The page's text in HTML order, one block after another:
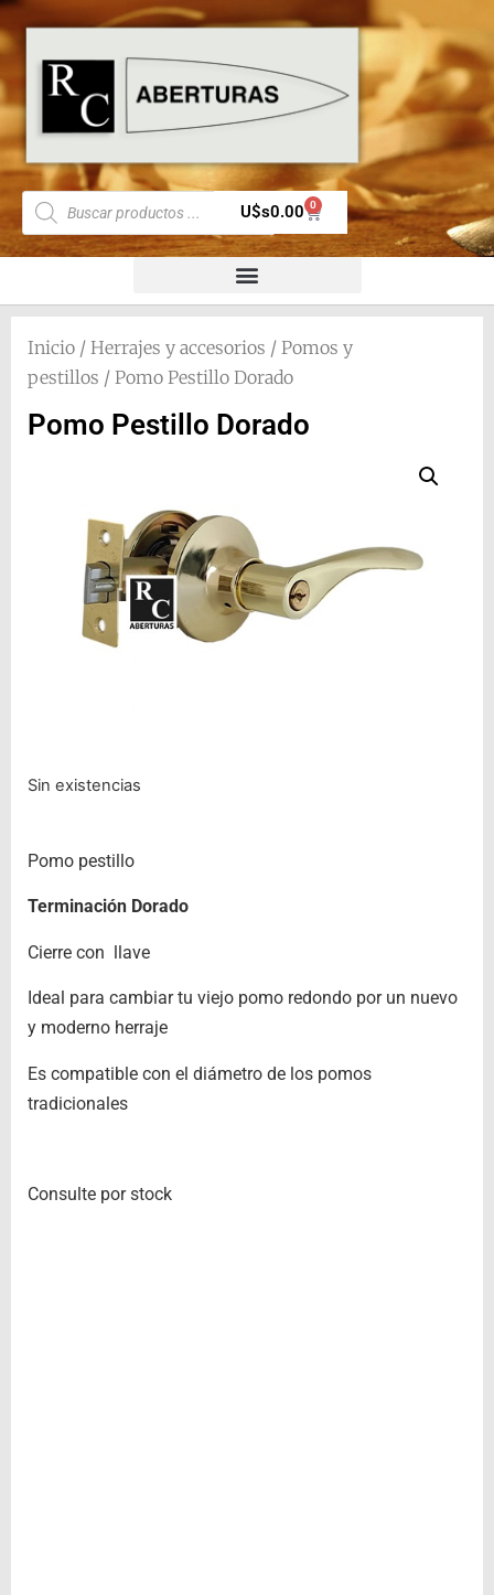
U$s0.00 0
Inicio / Herrajes y accesorios / Pomos y
pestillos / Pomo Pestillo Dorado
Pomo Pestillo Dorado
Sin existencias
Pomo pestillo
Terminación Dorado
Cierre con llave
Ideal para cambiar tu viejo pomo redondo por un nuevo
y moderno herraje
Es compatible con el diámetro de los pomos
tradicionales
Consulte por stock